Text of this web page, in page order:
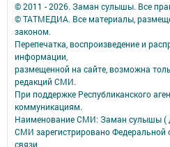
© 2011 - 2026. Заман сулышы. Все
© ТАТМЕДИА. Все материалы,
законом.
Перепечатка, воспроизведение и
информации,
размещенной на сайте, возможна
редакций СМИ.
При поддержке Республиканского
коммуникациям.
Наименование СМИ: Заман сулышы (
СМИ зарегистрировано Федеральной
связи,